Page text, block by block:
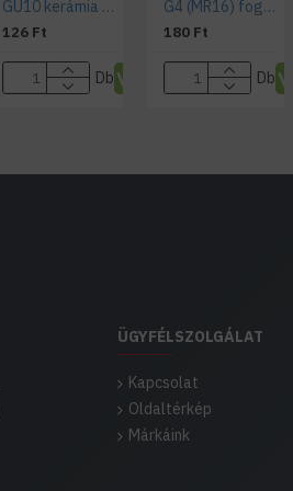
GU10 kerámia foglalat 230V -beépíthető
126 Ft
Db
G4 (MR16) foglalat 12 Voltos égőhöz
180 Ft
Db
ÜGYFÉLSZOLGÁLAT
Kapcsolat
Oldaltérkép
Márkáink